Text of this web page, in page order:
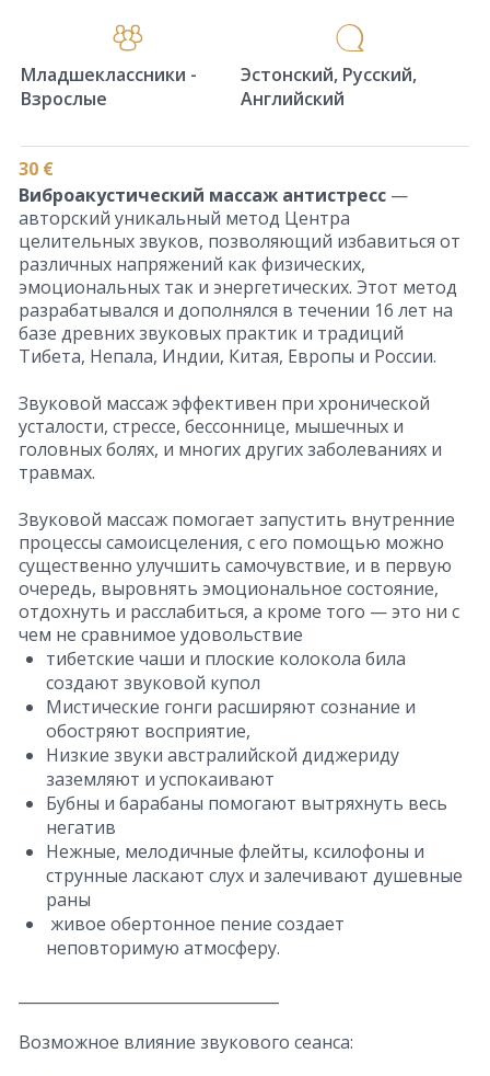
Младшеклассники -
Взрослые
Эстонский, Русский,
Английский
30 €
Виброакустический массаж антистресс—
авторский уникальный метод Центра
целительных звуков, позволяющий избавиться от
различных напряжений как физических,
эмоциональных так и энергетических. Этот метод
разрабатывался и дополнялся в течении 16 лет на
базе древних звуковых практик и традиций
Тибета, Непала, Индии, Китая, Европы и России.
Звуковой массаж эффективен при хронической
усталости, стрессе, бессоннице, мышечных и
головных болях, и многих других заболеваниях и
травмах.
Звуковой массаж помогает запустить внутренние
процессы самоисцеления, с его помощью можно
существенно улучшить самочувствие, и в первую
очередь, выровнять эмоциональное состояние,
отдохнуть и расслабиться, а кроме того — это ни с
чем не сравнимое удовольствие
тибетские чаши и плоские колокола била
создают звуковой купол
Мистические гонги расширяют сознание и
обостряют восприятие,
Низкие звуки австралийской диджериду
заземляют и успокаивают
Бубны и барабаны помогают вытряхнуть весь
негатив
Нежные, мелодичные флейты, ксилофоны и
струнные ласкают слух и залечивают душевные
раны
живое обертонное пение создает
неповторимую атмосферу.
Возможное влияние звукового сеанса: